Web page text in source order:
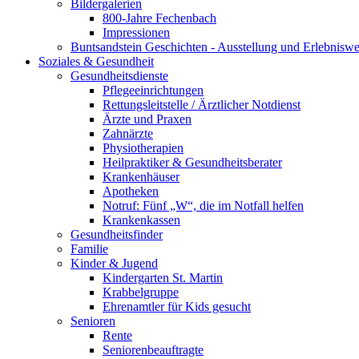
Bildergalerien
800-Jahre Fechenbach
Impressionen
Buntsandstein Geschichten - Ausstellung und
Soziales & Gesundheit
Gesundheitsdienste
Pflegeeinrichtungen
Rettungsleitstelle / Ärztlicher Notdienst
Ärzte und Praxen
Zahnärzte
Physiotherapien
Heilpraktiker & Gesundheitsberater
Krankenhäuser
Apotheken
Notruf: Fünf „W“, die im Notfall helfen
Krankenkassen
Gesundheitsfinder
Familie
Kinder & Jugend
Kindergarten St. Martin
Krabbelgruppe
Ehrenamtler für Kids gesucht
Senioren
Rente
Seniorenbeauftragte